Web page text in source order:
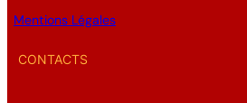
Mentions Légales
CONTACTS